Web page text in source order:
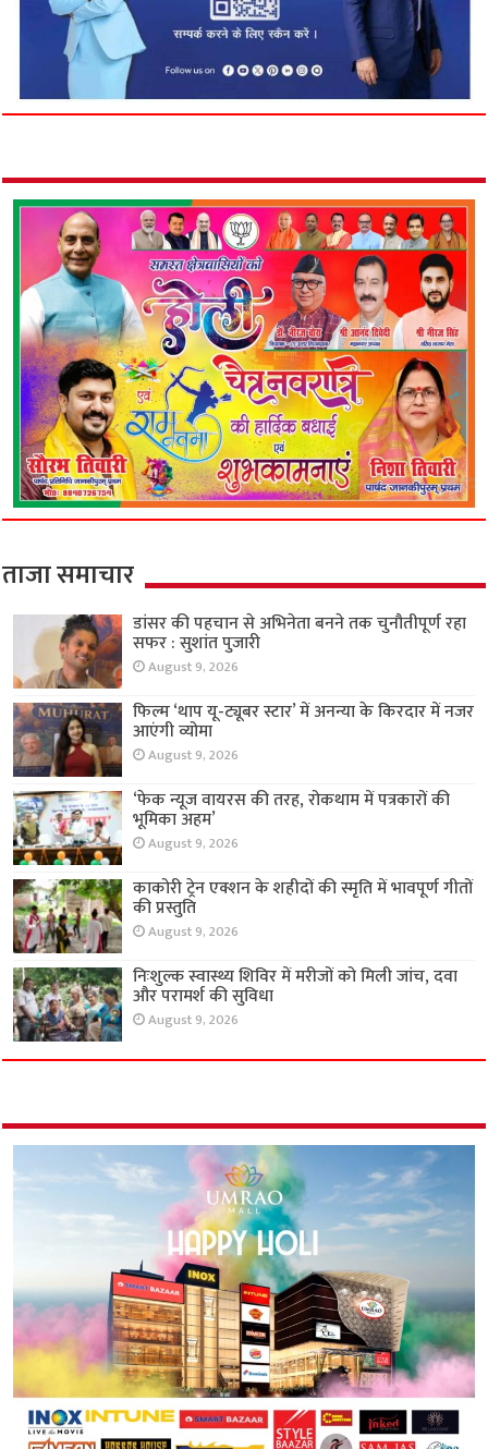
ताजा समाचार
डांसर की पहचान से अभिनेता बनने तक चुनौतीपूर्ण रहा
सफर : सुशांत पुजारी
August 9, 2026
फिल्म ‘थाप यू-ट्यूबर स्टार’ में अनन्या के किरदार में नजर
आएंगी व्योमा
August 9, 2026
‘फेक न्यूज वायरस की तरह, रोकथाम में पत्रकारों की
भूमिका अहम’
August 9, 2026
काकोरी ट्रेन एक्शन के शहीदों की स्मृति में भावपूर्ण गीतों
की प्रस्तुति
August 9, 2026
निःशुल्क स्वास्थ्य शिविर में मरीजों को मिली जांच, दवा
और परामर्श की सुविधा
August 9, 2026